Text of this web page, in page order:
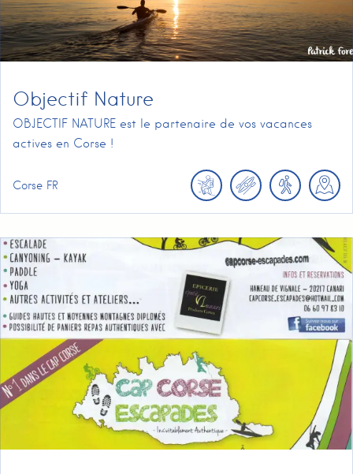
Objectif Nature
OBJECTIF NATURE est le partenaire de vos vacances
actives en Corse !
Corse FR